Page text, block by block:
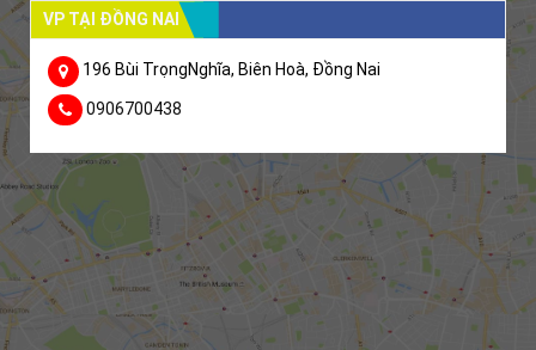
VP TẠI ĐỒNG NAI
196 Bùi TrọngNghĩa, Biên Hoà, Đồng Nai
0906700438